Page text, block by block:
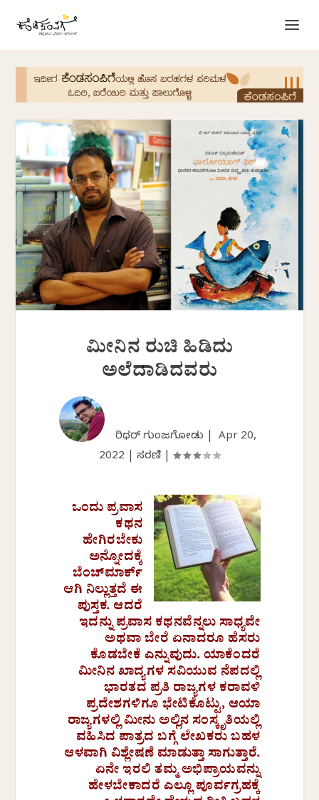
ಮೀನಿನ ರುಚಿ ಹಿಡಿದು
ಅಲೆದಾಡಿದವರು
ಗಿರಿಧರ್ ಗುಂಜಗೋಡು | Apr 20,
2022
ಸರಣಿ
ಒಂದು ಪ್ರವಾಸ
ಕಥನ
ಹೇಗಿರಬೇಕು
ಅನ್ನೋದಕ್ಕೆ
ಬೆಂಚ್‌ಮಾರ್ಕ್
ಆಗಿ ನಿಲ್ಲುತ್ತದೆ ಈ
ಪುಸ್ತಕ. ಆದರೆ
ಇದನ್ನು ಪ್ರವಾಸ ಕಥನವೆನ್ನಲು ಸಾಧ್ಯವೇ
ಅಥವಾ ಬೇರೆ ಏನಾದರೂ ಹೆಸರು
ಕೊಡಬೇಕೆ ಎನ್ನುವುದು. ಯಾಕೆಂದರೆ
ಮೀನಿನ ಖಾದ್ಯಗಳ ಸವಿಯುವ ನೆಪದಲ್ಲಿ
ಭಾರತದ ಪ್ರತಿ ರಾಜ್ಯಗಳ ಕರಾವಳಿ
ಪ್ರದೇಶಗಳಿಗೂ ಭೇಟಿಕೊಟ್ಟು, ಆಯಾ
ರಾಜ್ಯಗಳಲ್ಲಿ ಮೀನು ಅಲ್ಲಿನ ಸಂಸ್ಕೃತಿಯಲ್ಲಿ
ವಹಿಸಿದ ಪಾತ್ರದ ಬಗ್ಗೆ ಲೇಖಕರು ಬಹಳ
ಆಳವಾಗಿ ವಿಶ್ಲೇಷಣೆ ಮಾಡುತ್ತಾ ಸಾಗುತ್ತಾರೆ.
ಏನೇ ಇರಲಿ ತಮ್ಮ ಅಭಿಪ್ರಾಯವನ್ನು
ಹೇಳಬೇಕಾದರೆ ಎಲ್ಲೂ ಪೂರ್ವಗ್ರಹಕ್ಕೆ